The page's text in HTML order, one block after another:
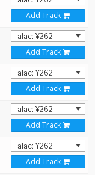
Add Track
Add Track
Add Track
Add Track
Add Track